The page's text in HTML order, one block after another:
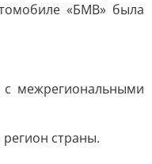
«БМВ» была
с межрегиональными
страны.